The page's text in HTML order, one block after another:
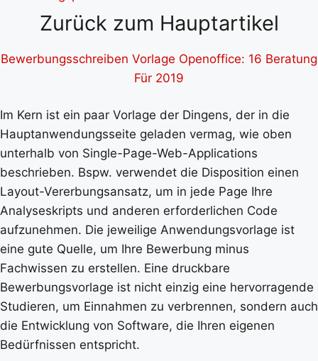
Zurück zum Hauptartikel
Bewerbungsschreiben Vorlage Openoffice: 16 Beratung
Für 2019
Im Kern ist ein paar Vorlage der Dingens, der in die
Hauptanwendungsseite geladen vermag, wie oben
unterhalb von Single-Page-Web-Applications
beschrieben. Bspw. verwendet die Disposition einen
Layout-Vererbungsansatz, um in jede Page Ihre
Analyseskripts und anderen erforderlichen Code
aufzunehmen. Die jeweilige Anwendungsvorlage ist
eine gute Quelle, um Ihre Bewerbung minus
Fachwissen zu erstellen. Eine druckbare
Bewerbungsvorlage ist nicht einzig eine hervorragende
Studieren, um Einnahmen zu verbrennen, sondern auch
die Entwicklung von Software, die Ihren eigenen
Bedürfnissen entspricht.